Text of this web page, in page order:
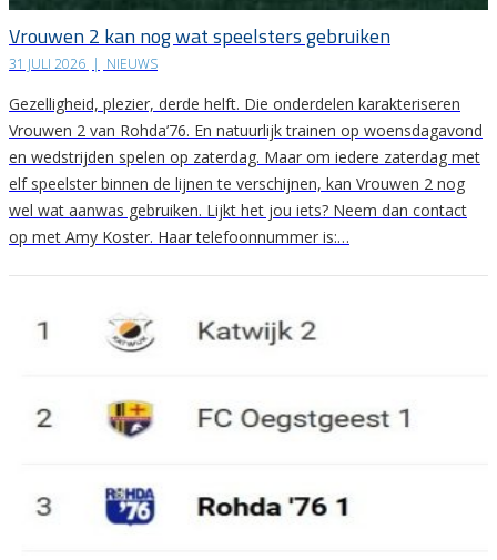
Vrouwen 2 kan nog wat speelsters gebruiken
31 JULI 2026 | NIEUWS
Gezelligheid, plezier, derde helft. Die onderdelen karakteriseren
Vrouwen 2 van Rohda’76. En natuurlijk trainen op woensdagavond
en wedstrijden spelen op zaterdag. Maar om iedere zaterdag met
elf speelster binnen de lijnen te verschijnen, kan Vrouwen 2 nog
wel wat aanwas gebruiken. Lijkt het jou iets? Neem dan contact
op met Amy Koster. Haar telefoonnummer is:…